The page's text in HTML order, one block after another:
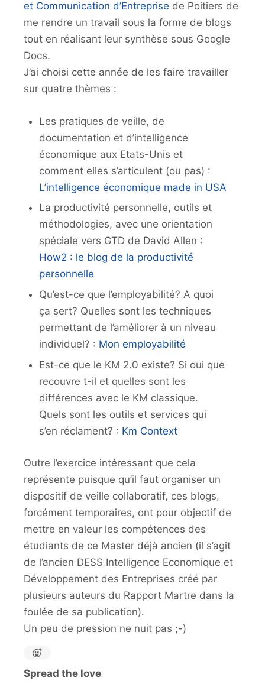
et Communication d’Entreprise de Poitiers de
me rendre un travail sous la forme de blogs
tout en réalisant leur synthèse sous Google
Docs.
J’ai choisi cette année de les faire travailler
sur quatre thèmes :
Les pratiques de veille, de
documentation et d’intelligence
économique aux Etats-Unis et
comment elles s’articulent (ou pas) :
L’intelligence économique made in USA
La productivité personnelle, outils et
méthodologies, avec une orientation
spéciale vers GTD de David Allen :
How2 : le blog de la productivité
personnelle
Qu’est-ce que l’employabilité? A quoi
ça sert? Quelles sont les techniques
permettant de l’améliorer à un niveau
individuel? : Mon employabilité
Est-ce que le KM 2.0 existe? Si oui que
recouvre t-il et quelles sont les
différences avec le KM classique.
Quels sont les outils et services qui
s’en réclament? : Km Context
Outre l’exercice intéressant que cela
représente puisque qu’il faut organiser un
dispositif de veille collaboratif, ces blogs,
forcément temporaires, ont pour objectif de
mettre en valeur les compétences des
étudiants de ce Master déjà ancien (il s’agit
de l’ancien DESS Intelligence Economique et
Développement des Entreprises créé par
plusieurs auteurs du Rapport Martre dans la
foulée de sa publication).
Un peu de pression ne nuit pas ;-)
Spread the love